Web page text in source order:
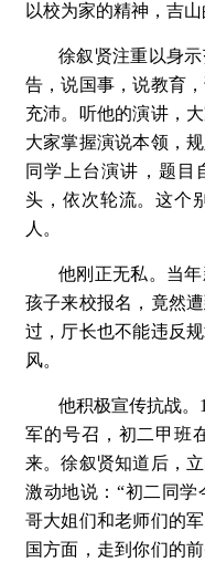
以校为家的精神，吉山
徐叙贤注重以身
告，说国事，说教育
充沛。听他的演讲，
大家掌握演说本领，
同学上台演讲，题目
头，依次轮流。这个
人。
他刚正无私。当
孩子来校报名，竟然
过，厅长也不能违反
风。
他积极宣传抗战。
军的号召，初二甲班
来。徐叙贤知道后，
激动地说：“初二同
哥大姐们和老师们的
国方面，走到你们的